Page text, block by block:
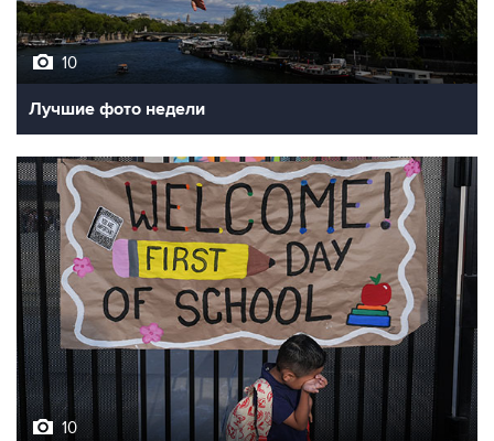
10
Лучшие фото недели
10